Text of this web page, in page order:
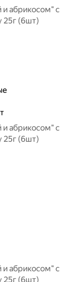
абрикосом" с
25г (6шт)
абрикосом" с
25г (6шт)
абрикосом" с
25г (6шт)